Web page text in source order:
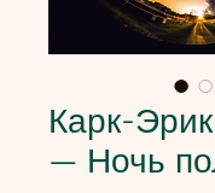
Карк-
— Ночь